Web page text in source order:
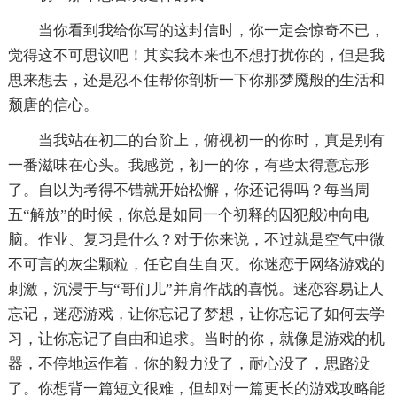
当你看到我给你写的这封信时，你一定会惊奇不已，
觉得这不可思议吧！其实我本来也不想打扰你的，但是我
思来想去，还是忍不住帮你剖析一下你那梦魇般的生活和
颓唐的信心。
当我站在初二的台阶上，俯视初一的你时，真是别有
一番滋味在心头。我感觉，初一的你，有些太得意忘形
了。自以为考得不错就开始松懈，你还记得吗？每当周
五“解放”的时候，你总是如同一个初释的囚犯般冲向电
脑。作业、复习是什么？对于你来说，不过就是空气中微
不可言的灰尘颗粒，任它自生自灭。你迷恋于网络游戏的
刺激，沉浸于与“哥们儿”并肩作战的喜悦。迷恋容易让人
忘记，迷恋游戏，让你忘记了梦想，让你忘记了如何去学
习，让你忘记了自由和追求。当时的你，就像是游戏的机
器，不停地运作着，你的毅力没了，耐心没了，思路没
了。你想背一篇短文很难，但却对一篇更长的游戏攻略能